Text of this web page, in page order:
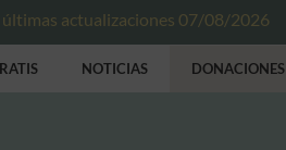
últimas actualizaciones 07/08/2026
NOTICIAS DONACIONES